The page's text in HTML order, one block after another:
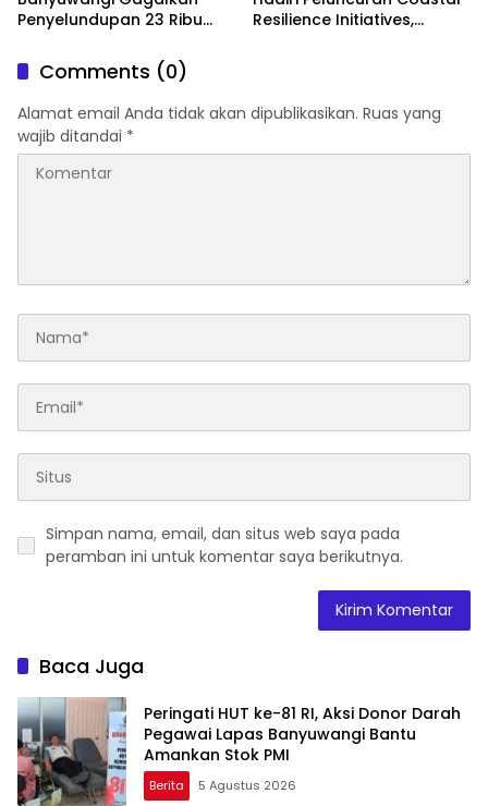
Penyelundupan 23 Ribu
Resilience Initiatives,
Comments (0)
Alamat email Anda tidak akan dipublikasikan. Ruas yang
wajib ditandai *
Simpan nama, email, dan situs web saya pada
peramban ini untuk komentar saya berikutnya.
Baca Juga
Peringati HUT ke-81 RI, Aksi Donor Darah
Pegawai Lapas Banyuwangi Bantu
Amankan Stok PMI
Berita 5 Agustus 2026